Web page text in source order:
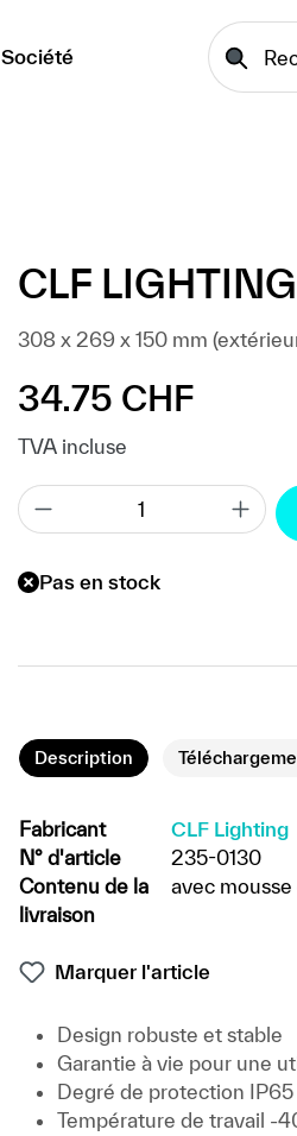
Société
CLF
308 x 269 x 150 mm
Prix régulier :
34.75 CHF
TVA incluse
Pas en stock
Description
Fabricant
CLF Lighting
N° d'article
235-0130
Contenu de la
livraison
avec
Marquer l'article
Design robuste et stable
Garantie à vie pour une
Degré de protection IP65
Température de travail -